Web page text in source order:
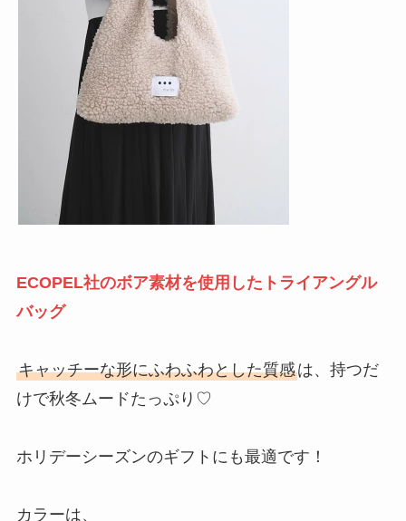
ECOPEL社のボア素材を使用したトライアングル
バッグ
キャッチーな形にふわふわとした質感は、持つだ
けで秋冬ムードたっぷり♡
ホリデーシーズンのギフトにも最適です！
カラーは、